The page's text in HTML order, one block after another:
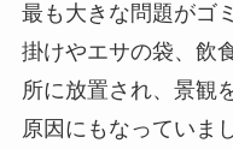
最も大きな問題がゴ
掛けやエサの袋、飲
所に放置され、景観
原因にもなっていま